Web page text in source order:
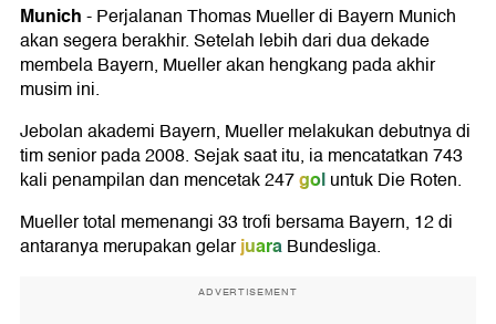
Munich-Perjalanan Thomas Mueller di Bayern Munich
akan segera berakhir. Setelah lebih dari dua dekade
membela Bayern, Mueller akan hengkang pada akhir
musim ini.
Jebolan akademi Bayern, Mueller melakukan debutnya di
tim senior pada 2008. Sejak saat itu, ia mencatatkan 743
kali penampilan dan mencetak 247goluntuk Die Roten.
Mueller total memenangi 33 trofi bersama Bayern, 12 di
antaranya merupakan gelarjuaraBundesliga.
ADVERTISEMENT